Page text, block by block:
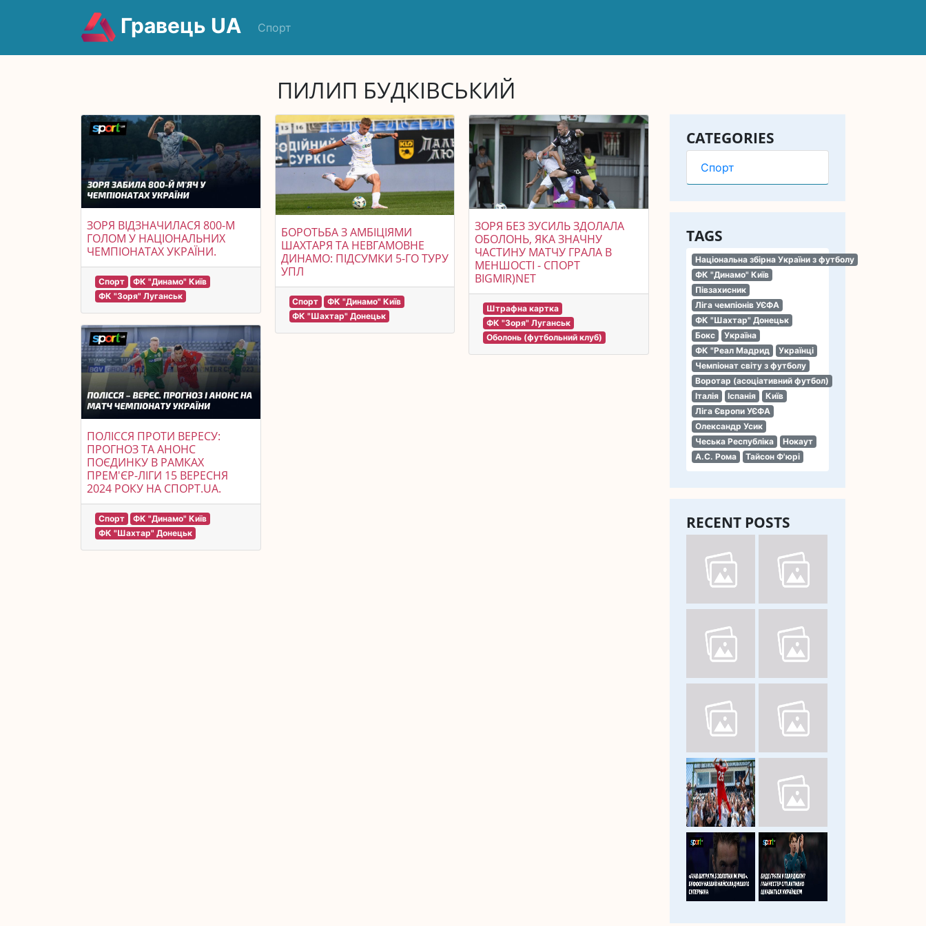
Гравець UA Спорт
ПИЛИП БУДКІВСЬКИЙ
CATEGORIES
Спорт
TAGS
Національна збірна України з футболу
ФК "Динамо" Київ
Півзахисник
Ліга чемпіонів УЄФА
ФК "Шахтар" Донецьк
Бокс
Україна
ФК "Реал Мадрид
Українці
Чемпіонат світу з футболу
Воротар (асоціативний футбол)
Італія
Іспанія
Київ
Ліга Європи УЄФА
Олександр Усик
Чеська Республіка
Нокаут
А.С. Рома
Тайсон Ф'юрі
RECENT POSTS
ЗОРЯ ВІДЗНАЧИЛАСЯ 800-М
ГОЛОМ У НАЦІОНАЛЬНИХ
ЧЕМПІОНАТАХ УКРАЇНИ.
Спорт
ФК "Динамо" Київ
ФК "Зоря" Луганськ
ПОЛІССЯ ПРОТИ ВЕРЕСУ:
ПРОГНОЗ ТА АНОНС
ПОЄДИНКУ В РАМКАХ
ПРЕМ'ЄР-ЛІГИ 15 ВЕРЕСНЯ
2024 РОКУ НА СПОРТ.UA.
Спорт
ФК "Динамо" Київ
ФК "Шахтар" Донецьк
БОРОТЬБА З АМБІЦІЯМИ
ШАХТАРЯ ТА НЕВГАМОВНЕ
ДИНАМО: ПІДСУМКИ 5-ГО ТУРУ
УПЛ
Спорт
ФК "Динамо" Київ
ФК "Шахтар" Донецьк
ЗОРЯ БЕЗ ЗУСИЛЬ ЗДОЛАЛА
ОБОЛОНЬ, ЯКА ЗНАЧНУ
ЧАСТИНУ МАТЧУ ГРАЛА В
МЕНШОСТІ - СПОРТ
BIGMIR)NET
Штрафна картка
ФК "Зоря" Луганськ
Оболонь (футбольний клуб)